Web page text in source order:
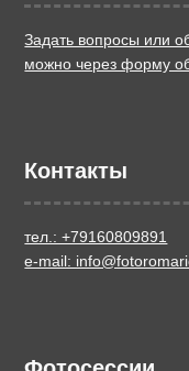
Задать вопросы или
можно через форму
Контакты
тел.: +79160809891
e-mail: